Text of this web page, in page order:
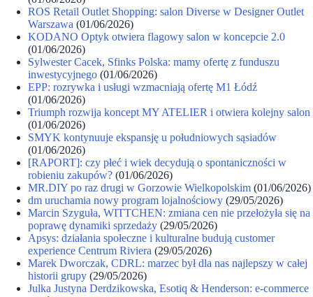
ROS Retail Outlet Shopping: salon Diverse w Designer Outlet
Warszawa (01/06/2026)
KODANO Optyk otwiera flagowy salon w koncepcie 2.0
(01/06/2026)
Sylwester Cacek, Sfinks Polska: mamy ofertę z funduszu
inwestycyjnego (01/06/2026)
EPP: rozrywka i usługi wzmacniają ofertę M1 Łódź
(01/06/2026)
Triumph rozwija koncept MY ATELIER i otwiera kolejny salon
(01/06/2026)
SMYK kontynuuje ekspansję u południowych sąsiadów
(01/06/2026)
[RAPORT]: czy płeć i wiek decydują o spontaniczności w
robieniu zakupów? (01/06/2026)
MR.DIY po raz drugi w Gorzowie Wielkopolskim (01/06/2026)
dm uruchamia nowy program lojalnościowy (29/05/2026)
Marcin Szyguła, WITTCHEN: zmiana cen nie przełożyła się na
poprawę dynamiki sprzedaży (29/05/2026)
Apsys: działania społeczne i kulturalne budują customer
experience Centrum Riviera (29/05/2026)
Marek Dworczak, CDRL: marzec był dla nas najlepszy w całej
historii grupy (29/05/2026)
Julka Justyna Derdzikowska, Esotiq & Henderson: e-commerce